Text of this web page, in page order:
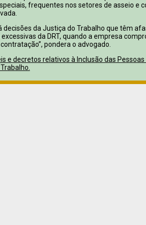
frequentes nos setores de asseio e
decisões da Justiça do Trabalho que têm
da DRT, quando a empresa
pondera o advogado.
e decretos relativos à Inclusão das